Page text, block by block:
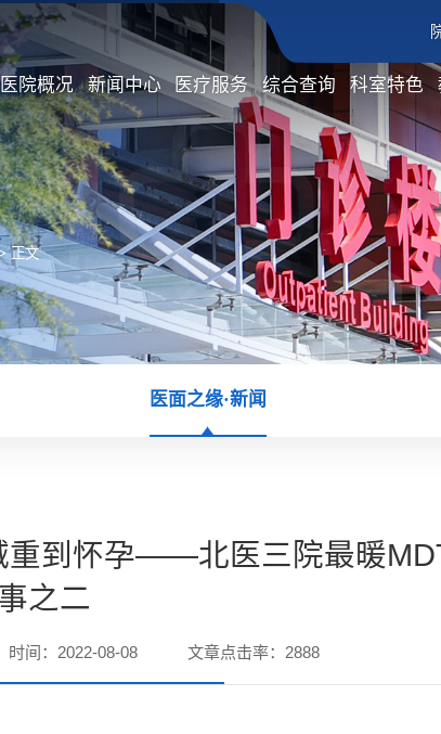
医院概况 新闻中心 医疗服务 综合查询 科室特色
正文
医面之缘·新闻
重到怀孕——北医三院最暖
之二
时间：2022-08-08 文章点击率： 2888